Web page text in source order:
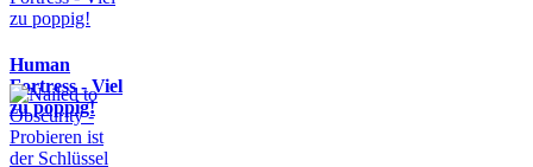
Human
Fortress - Viel
zu poppig!